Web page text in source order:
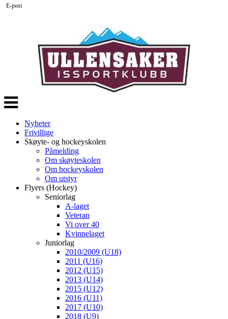
Veksle
navigasjon
Nyheter
Frivillige
Skøyte- og hockeyskolen
Påmelding
Om skøyteskolen
Om hockeyskolen
Om utstyr
Flyers (Hockey)
Seniorlag
A-laget
Veteran
Vi over 40
Kvinnelaget
Juniorlag
2010/2009 (U18)
2011 (U16)
2012 (U15)
2013 (U14)
2015 (U12)
2016 (U11)
2017 (U10)
2018 (U9)
E-post